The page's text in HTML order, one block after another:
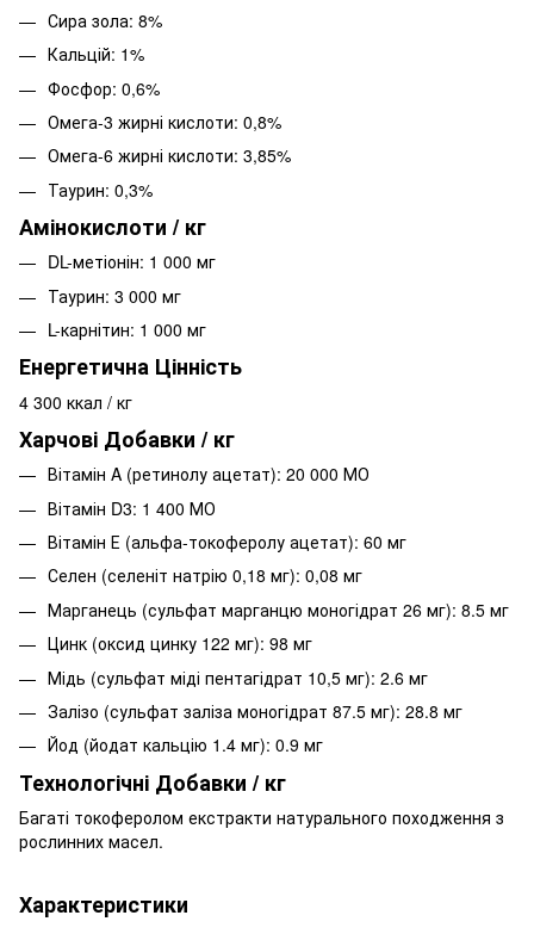
Сира зола: 8%
Кальцій: 1%
Фосфор: 0,6%
Омега-3 жирні кислоти: 0,8%
Омега-6 жирні кислоти: 3,85%
Таурин: 0,3%
Амінокислоти / кг
DL-метіонін: 1 000 мг
Таурин: 3 000 мг
L-карнітин: 1 000 мг
Енергетична Цінність
4 300 ккал / кг
Харчові Добавки / кг
Вітамін A (ретинолу ацетат): 20 000 МО
Вітамін D3: 1 400 МО
Вітамін Е (альфа-токоферолу ацетат): 60 мг
Селен (селеніт натрію 0,18 мг): 0,08 мг
Марганець (сульфат марганцю моногідрат 26 мг): 8.5 мг
Цинк (оксид цинку 122 мг): 98 мг
Мідь (сульфат міді пентагідрат 10,5 мг): 2.6 мг
Залізо (сульфат заліза моногідрат 87.5 мг): 28.8 мг
Йод (йодат кальцію 1.4 мг): 0.9 мг
Технологічні Добавки / кг
Багаті токоферолом екстракти натурального походження з
рослинних масел.
Характеристики